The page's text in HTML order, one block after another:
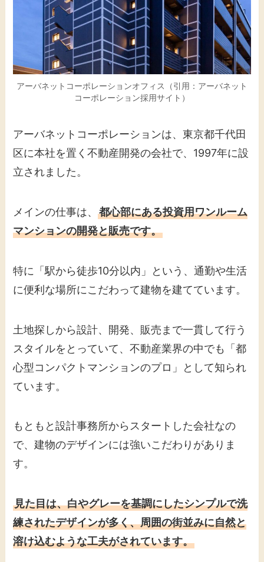
​アーバネットコーポレーションオフィス（引用：アーバネット
コーポレーション採用サイト）
​アーバネットコーポレーションは、東京都千代田
区に本社を置く不動産開発の会社で、1997年に設
立されました。
メインの仕事は、都心部にある投資用ワンルーム
マンションの開発と販売です。
特に「駅から徒歩10分以内」という、通勤や生活
に便利な場所にこだわって建物を建てています。
土地探しから設計、開発、販売まで一貫して行う
スタイルをとっていて、不動産業界の中でも「都
心型コンパクトマンションのプロ」として知られ
ています。
もともと設計事務所からスタートした会社なの
で、建物のデザインには強いこだわりがありま
す。
見た目は、白やグレーを基調にしたシンプルで洗
練されたデザインが多く、周囲の街並みに自然と
溶け込むような工夫がされています。